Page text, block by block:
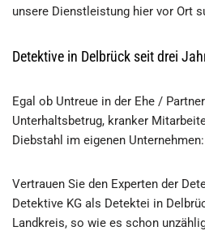
unsere Dienstleistung hier vor Ort
Detektive in Delbrück seit drei
Egal ob Untreue in der Ehe /
Unterhaltsbetrug, kranker
Diebstahl im eigenen Unternehmen:
Vertrauen Sie den Experten der
Detektive KG als Detektei in
Landkreis, so wie es schon